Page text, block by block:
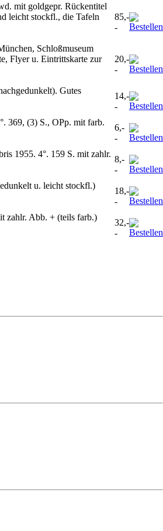
mit goldgepr. Rückentitel
leicht stockfl., die Tafeln
85,-
-
Schloßmuseum
Flyer u. Eintrittskarte zur
20,-
-
Gutes
14,-
-
369, (3) S., OPp. mit farb.
6,-
-
1955. 4°. 159 S. mit zahlr.
8,-
-
u. leicht stockfl.)
18,-
-
zahlr. Abb. + (teils farb.)
32,-
-